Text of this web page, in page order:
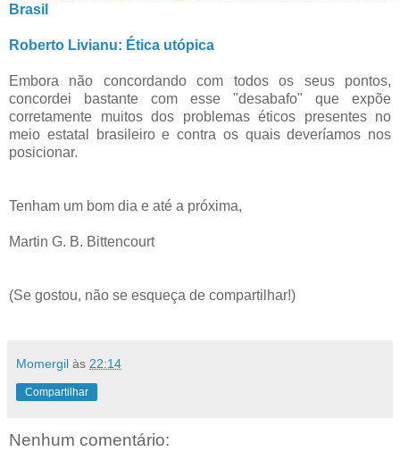
Brasil
Roberto Livianu: Ética utópica
Embora não concordando com todos os seus pontos,
concordei bastante com esse "desabafo" que expõe
corretamente muitos dos problemas éticos presentes no
meio estatal brasileiro e contra os quais deveríamos nos
posicionar.
Tenham um bom dia e até a próxima,
Martin G. B. Bittencourt
(Se gostou, não se esqueça de compartilhar!)
Momergil às 22:14
Compartilhar
Nenhum comentário: